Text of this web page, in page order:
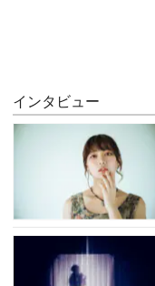
インタビュー